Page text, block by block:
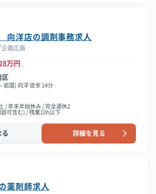
向洋店の調剤事務求人
企画広島
万円
区
岩国) 向洋 徒歩 14分
/ 年末年始休み / 完全週休2
談可含む) / 残業10h以下
る 詳細を見る
薬剤師求人